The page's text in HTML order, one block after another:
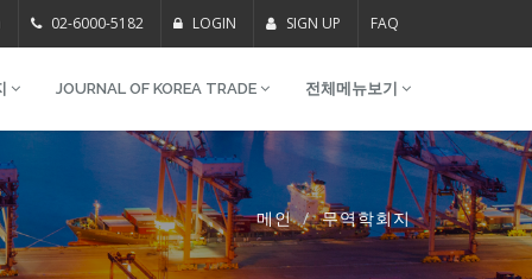
02-6000-5182 LOGIN SIGN UP FAQ
JOURNAL OF KOREA TRADE 전체메뉴보기
메인 무역학회지